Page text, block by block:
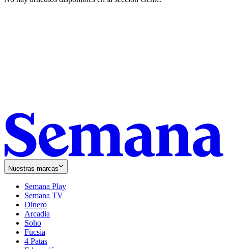
Nuestras marcas
Semana Play
Semana TV
Dinero
Arcadia
Soho
in
new
Fucsia
in
4 Patas